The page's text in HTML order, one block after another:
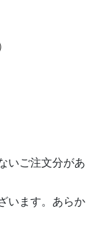
いご注文分があ
います。あらか